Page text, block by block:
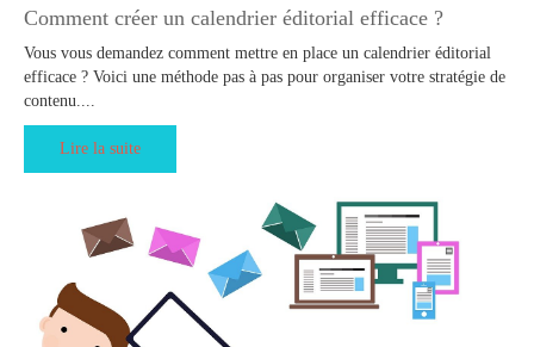
Comment créer un calendrier éditorial efficace ?
Vous vous demandez comment mettre en place un calendrier éditorial
efficace ? Voici une méthode pas à pas pour organiser votre stratégie de
contenu....
Lire la suite